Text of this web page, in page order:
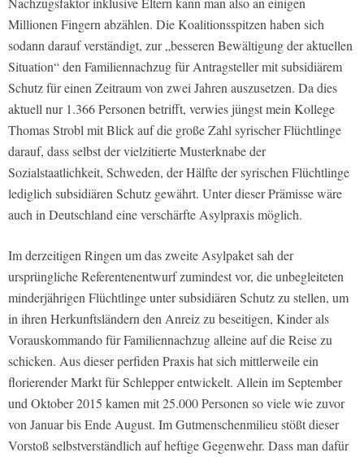
Millionen Fingern abzählen. Die Koalitionsspitzen haben sich
sodann darauf verständigt, zur „besseren Bewältigung der aktuellen
Situation“ den Familiennachzug für Antragsteller mit subsidiärem
Schutz für einen Zeitraum von zwei Jahren auszusetzen. Da dies
aktuell nur 1.366 Personen betrifft, verwies jüngst mein Kollege
Thomas Strobl mit Blick auf die große Zahl syrischer Flüchtlinge
darauf, dass selbst der vielzitierte Musterknabe der
Sozialstaatlichkeit, Schweden, der Hälfte der syrischen Flüchtlinge
lediglich subsidiären Schutz gewährt. Unter dieser Prämisse wäre
auch in Deutschland eine verschärfte Asylpraxis möglich.
Im derzeitigen Ringen um das zweite Asylpaket sah der
ursprüngliche Referentenentwurf zumindest vor, die unbegleiteten
minderjährigen Flüchtlinge unter subsidiären Schutz zu stellen, um
in ihren Herkunftsländern den Anreiz zu beseitigen, Kinder als
Vorauskommando für Familiennachzug alleine auf die Reise zu
schicken. Aus dieser perfiden Praxis hat sich mittlerweile ein
florierender Markt für Schlepper entwickelt. Allein im September
und Oktober 2015 kamen mit 25.000 Personen so viele wie zuvor
von Januar bis Ende August. Im Gutmenschenmilieu stößt dieser
Vorstoß selbstverständlich auf heftige Gegenwehr. Dass man dafür